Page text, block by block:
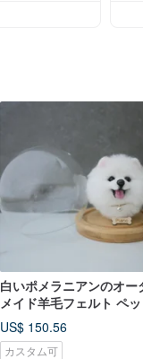
白いポメラニアンのオー
メイド羊毛フェルト ペ
ーダー フィギュア
US$ 150.56
カスタム可